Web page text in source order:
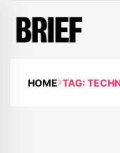
HOME TAG: